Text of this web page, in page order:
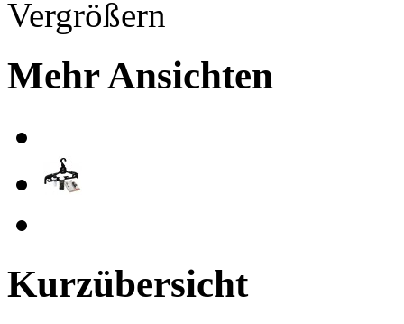
Mehr Ansichten
Kurzübersicht